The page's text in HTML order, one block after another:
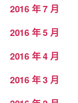
2016 年 7 月
2016 年 5 月
2016 年 4 月
2016 年 3 月